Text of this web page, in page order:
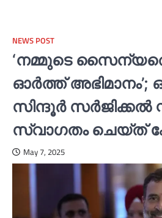
NEWS POST
‘നമ്മുടെ
ഓര്‍ത്ത് അഭിമാനം’;
സിന്ദൂര്‍ സര്‍ജിക്കല്‍
സ്വാഗതം
May 7, 2025